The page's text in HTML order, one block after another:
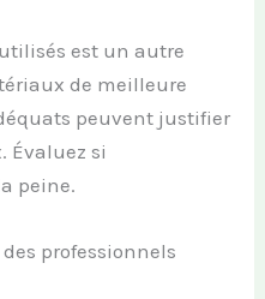
est un autre
de meilleure
peuvent justifier
Évaluez si
peine.
professionnels